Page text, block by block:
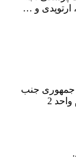
ارتوپدی و …
جمهوری جنب